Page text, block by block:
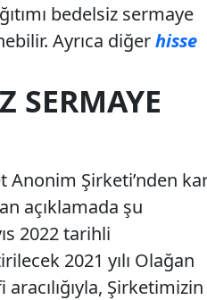
bedelsiz sermaye
Ayrıca diğerhisse
SERMAYE
Anonim Şirketi’nden
açıklamada şu
2022 tarihli
2021 yılı Olağan
Şirketimizin